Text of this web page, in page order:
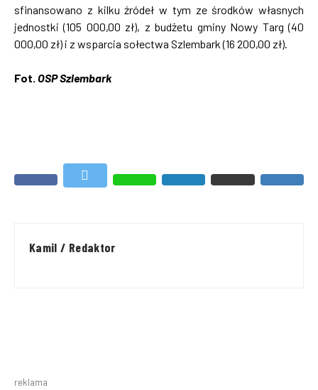
sfinansowano z kilku źródeł w tym ze środków własnych
jednostki (105 000,00 zł), z budżetu gminy Nowy Targ (40
000,00 zł) i z wsparcia sołectwa Szlembark (16 200,00 zł).
Fot. OSP Szlembark
Kamil / Redaktor
reklama